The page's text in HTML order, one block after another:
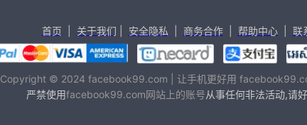
首页 关于我们 安全隐私 商务合作| 帮助中心| 联
Copyright © 2024 facebook99.com | 让手机更好用
严禁使用facebook99.com网站上的账号从事任何非法活动,请好